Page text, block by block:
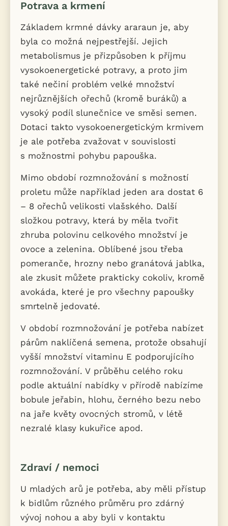
Potrava a krmení
Základem krmné dávky araraun je, aby
byla co možná nejpestřejší. Jejich
metabolismus je přizpůsoben k příjmu
vysokoenergetické potravy, a proto jim
také nečiní problém velké množství
nejrůznějších ořechů (kromě buráků) a
vysoký podíl slunečnice ve směsi semen.
Dotaci takto vysokoenergetickým krmivem
je ale potřeba zvažovat v souvislosti
s možnostmi pohybu papouška.
Mimo období rozmnožování s možností
proletu může například jeden ara dostat 6
– 8 ořechů velikosti vlašského. Další
složkou potravy, která by měla tvořit
zhruba polovinu celkového množství je
ovoce a zelenina. Oblíbené jsou třeba
pomeranče, hrozny nebo granátová jablka,
ale zkusit můžete prakticky cokoliv, kromě
avokáda, které je pro všechny papoušky
smrtelně jedovaté.
V období rozmnožování je potřeba nabízet
párům naklíčená semena, protože obsahují
vyšší množství vitaminu E podporujícího
rozmnožování. V průběhu celého roku
podle aktuální nabídky v přírodě nabízíme
bobule jeřabin, hlohu, černého bezu nebo
na jaře květy ovocných stromů, v létě
nezralé klasy kukuřice apod.
Zdraví / nemoci
U mladých arů je potřeba, aby měli přístup
k bidlům různého průměru pro zdárný
vývoj nohou a aby byli v kontaktu